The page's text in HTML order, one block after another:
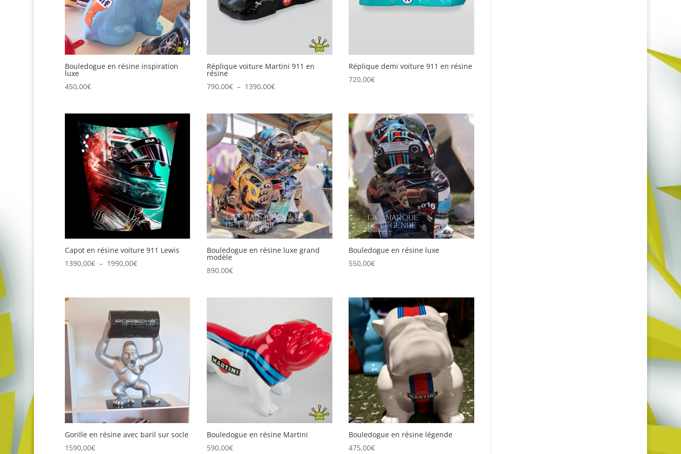
Bouledogue en résine inspiration
luxe
450,00€
Réplique voiture Martini 911 en
résine
790,00€ – 1390,00€Plage
790,00€
à
1390,00€
Réplique demi voiture 911 en résine
720,00€
Capot en résine voiture 911 Lewis
1390,00€ – 1990,00€Plage
1390,00€
à
1990,00€
Bouledogue en résine luxe grand
modèle
890,00€
Bouledogue en résine luxe
550,00€
Gorille en résine avec baril sur socle
1590,00€
Bouledogue en résine Martini
590,00€
Bouledogue en résine légende
475,00€